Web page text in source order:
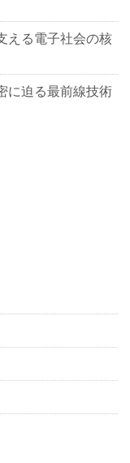
える電子社会の核
に迫る最前線技術